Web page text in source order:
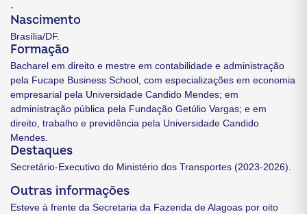
-
Nascimento
Brasília/DF.
Formação
Bacharel em direito e mestre em contabilidade e administração
pela Fucape Business School, com especializações em economia
empresarial pela Universidade Candido Mendes; em
administração pública pela Fundação Getúlio Vargas; e em
direito, trabalho e previdência pela Universidade Candido
Mendes.
Destaques
Secretário-Executivo do Ministério dos Transportes (2023-2026).
Outras informações
Esteve à frente da Secretaria da Fazenda de Alagoas por oito